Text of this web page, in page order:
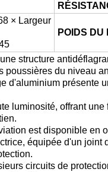
× Largeur
POIDS DU
structure
poussières du niveau
d'aluminium présente
luminosité, offrant
est disponible en
équipée d'un
circuits de